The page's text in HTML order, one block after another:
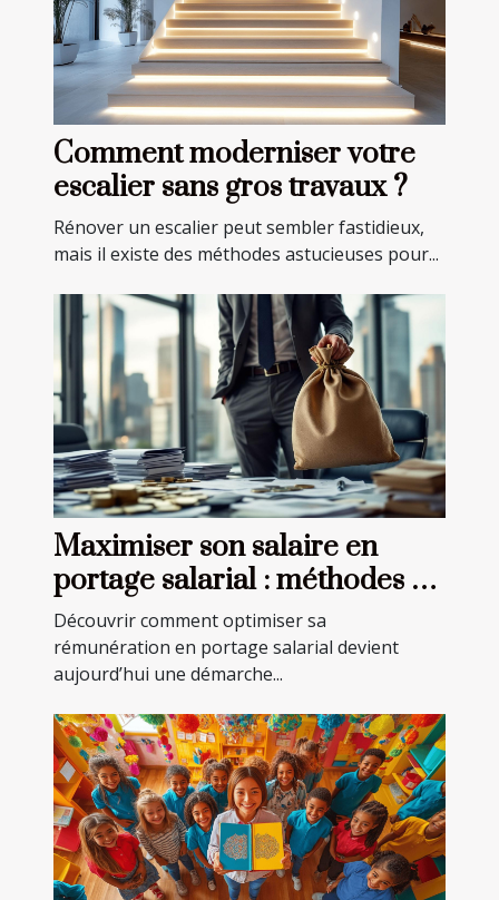
Comment moderniser votre
escalier sans gros travaux ?
Rénover un escalier peut sembler fastidieux,
mais il existe des méthodes astucieuses pour...
Maximiser son salaire en
portage salarial : méthodes et
astuces
Découvrir comment optimiser sa
rémunération en portage salarial devient
aujourd’hui une démarche...